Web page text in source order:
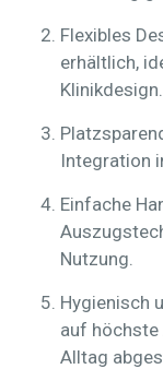
Flexibles
erhältlich,
Klinikdesign.
Integration
Einfache
Nutzung.
Hygienisch
auf
Alltag